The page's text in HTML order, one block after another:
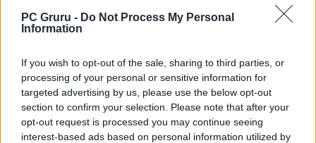
PC Gruru - Do Not Process My Personal
Information
If you wish to opt-out of the sale, sharing to third parties, or
processing of your personal or sensitive information for
targeted advertising by us, please use the below opt-out
section to confirm your selection. Please note that after your
opt-out request is processed you may continue seeing
interest-based ads based on personal information utilized by